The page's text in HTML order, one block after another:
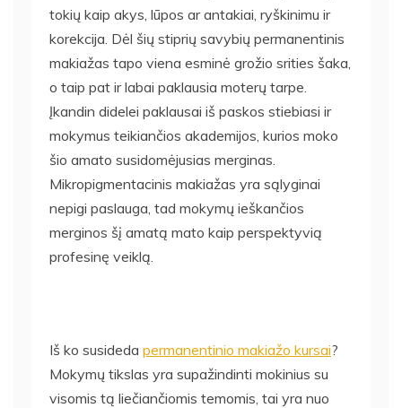
tokių kaip akys, lūpos ar antakiai, ryškinimu ir
korekcija. Dėl šių stiprių savybių permanentinis
makiažas tapo viena esminė grožio srities šaka,
o taip pat ir labai paklausia moterų tarpe.
Įkandin didelei paklausai iš paskos stiebiasi ir
mokymus teikiančios akademijos, kurios moko
šio amato susidomėjusias merginas.
Mikropigmentacinis makiažas yra sąlyginai
nepigi paslauga, tad mokymų ieškančios
merginos šį amatą mato kaip perspektyvią
profesinę veiklą.
Iš ko susideda permanentinio makiažo kursai?
Mokymų tikslas yra supažindinti mokinius su
visomis tą liečiančiomis temomis, tai yra nuo